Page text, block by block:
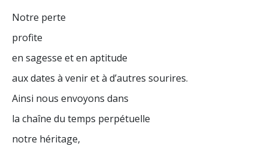
Notre perte
profite
en sagesse et en aptitude
aux dates à venir et à d’autres sourires.
Ainsi nous envoyons dans
la chaîne du temps perpétuelle
notre héritage,